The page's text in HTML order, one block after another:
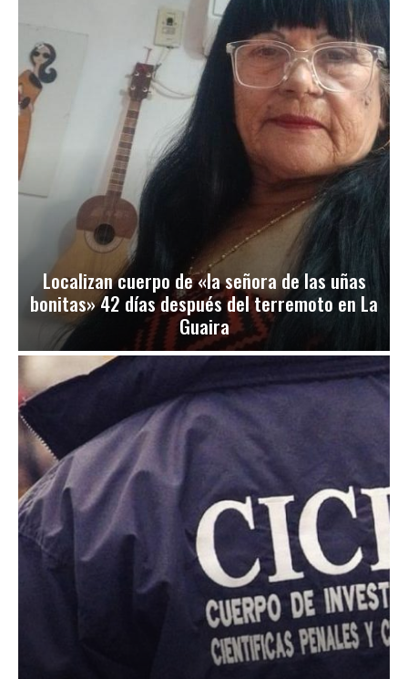
Localizan cuerpo de «la señora de las uñas
bonitas» 42 días después del terremoto en La
Guaira